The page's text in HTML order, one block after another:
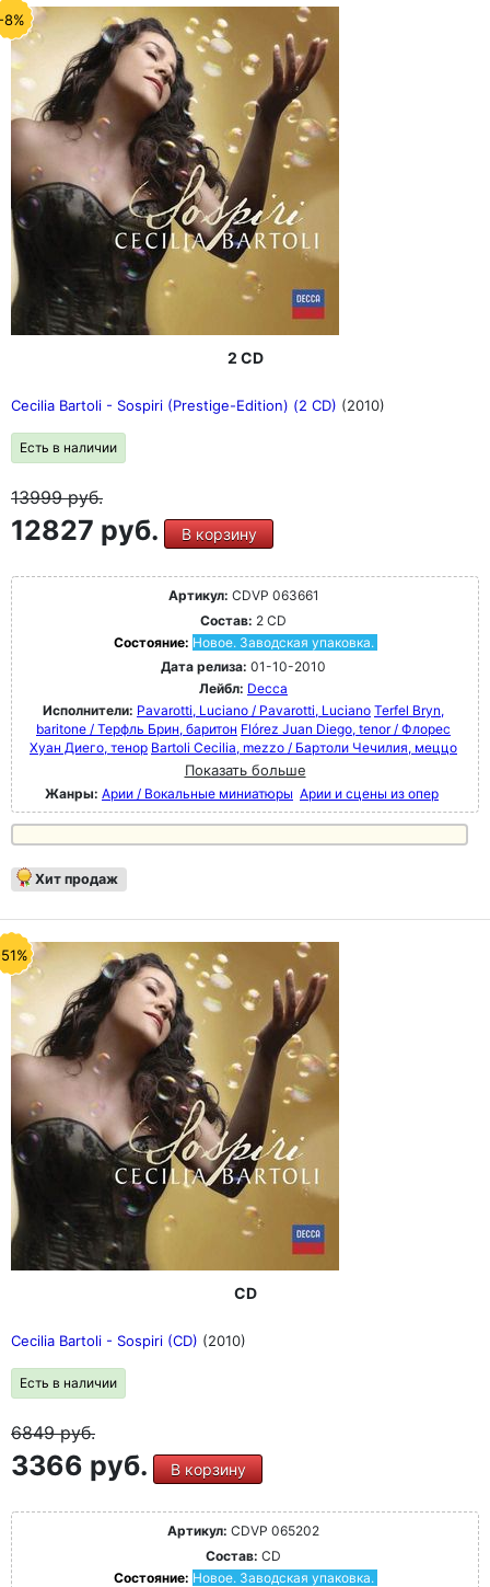
8%
2 CD
Cecilia Bartoli - Sospiri (Prestige-Edition) (2 CD) (2010)
Есть в наличии
13999руб.
12827 руб. В корзину
Артикул: CDVP 063661
Состав: 2 CD
Состояние: Новое. Заводская упаковка.
Дата релиза: 01-10-2010
Лейбл: Decca
Исполнители: Pavarotti, Luciano / Pavarotti, Luciano Terfel Bryn,
baritone / Терфль Брин, баритон Flórez Juan Diego, tenor / Флорес
Хуан Диего, тенор Bartoli Cecilia, mezzo / Бартоли Чечилия, меццо
Показать больше
Жанры: Арии / Вокальные миниатюры Арии и сцены из опер
Хит продаж
CD
Cecilia Bartoli - Sospiri (CD) (2010)
Есть в наличии
6849руб.
3366 руб. В корзину
Артикул: CDVP 065202
Состав: CD
Состояние: Новое. Заводская упаковка.